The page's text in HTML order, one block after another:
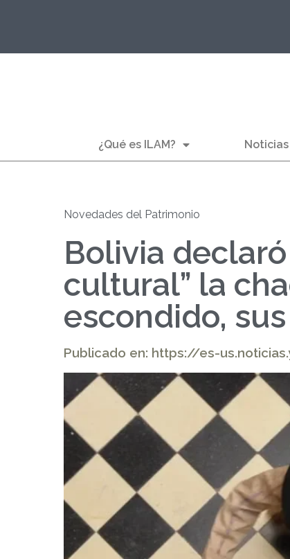
¿Qué es ILAM? Noticias
Novedades del Patrimonio
Bolivia
cultural” la
escondido,
Publicado en: https://es-